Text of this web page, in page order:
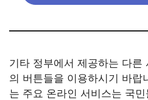
기타 정부에서 제공하는 다른
의 버튼들을 이용하시기 바랍
는 주요 온라인 서비스는 국